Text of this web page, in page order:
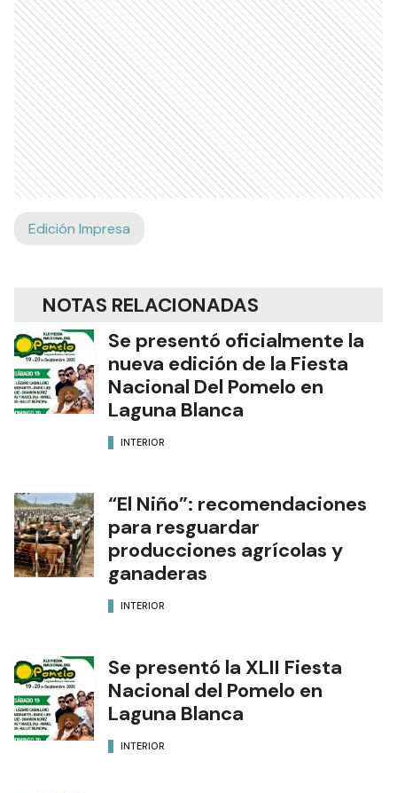
Edición Impresa
NOTAS RELACIONADAS
Se presentó oficialmente la
nueva edición de la Fiesta
Nacional Del Pomelo en
Laguna Blanca
INTERIOR
“El Niño”: recomendaciones
para resguardar
producciones agrícolas y
ganaderas
INTERIOR
Se presentó la XLII Fiesta
Nacional del Pomelo en
Laguna Blanca
INTERIOR